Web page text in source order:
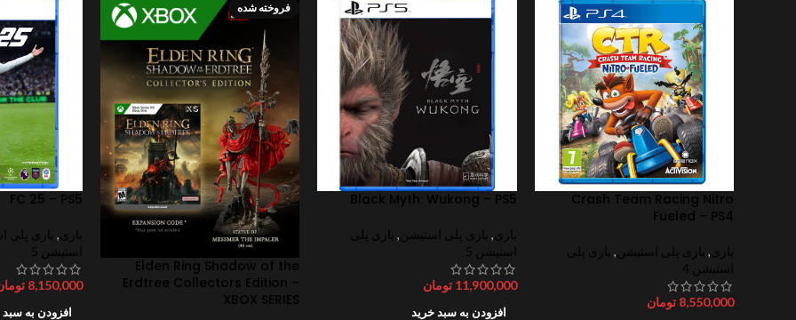
Crash Team Racing Nitro
Fueled – PS4
بازی, بازی پلی استیشن , بازی پلی
استیشن 4
8,550,000 تومان
Black Myth: Wukong – PS5
بازی, بازی پلی استیشن , بازی پلی
استیشن 5
11,900,000 تومان
افزودن به سبد خرید
فروخته شده
Elden Ring Shadow of the
Erdtree Collectors Edition –
XBOX SERIES
FC 25 – PS5
بازی, بازی پلی
استیشن 5
8,150,000
افزودن به